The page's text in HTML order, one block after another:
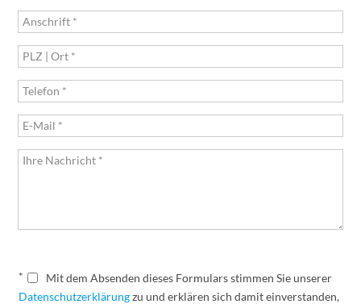
*
Mit dem Absenden dieses Formulars stimmen Sie unserer
Datenschutzerklärungzu und erklären sich damit einverstanden,